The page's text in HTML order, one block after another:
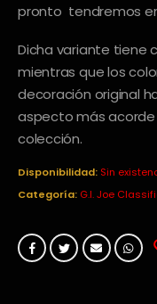
pronto tendremos en
Dicha variante tiene
mientras que los
decoración original
aspecto más
colección.
Disponibilidad: Sin
Categoría: G.I. Joe